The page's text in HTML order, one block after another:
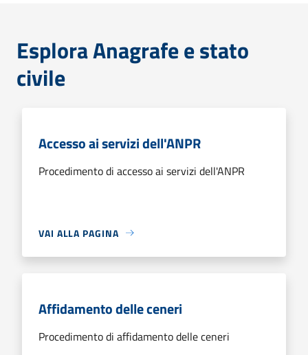
Esplora Anagrafe e stato
civile
Accesso ai servizi dell'ANPR
Procedimento di accesso ai servizi dell'ANPR
VAI ALLA PAGINA
Affidamento delle ceneri
Procedimento di affidamento delle ceneri